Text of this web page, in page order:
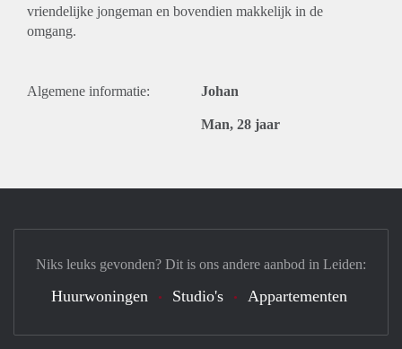
vriendelijke jongeman en bovendien makkelijk in de
omgang.
Algemene informatie: Johan
Man, 28 jaar
Niks leuks gevonden? Dit is ons andere aanbod in Leiden:
Huurwoningen Studio's Appartementen